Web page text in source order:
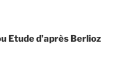
Etude d’après Berlioz